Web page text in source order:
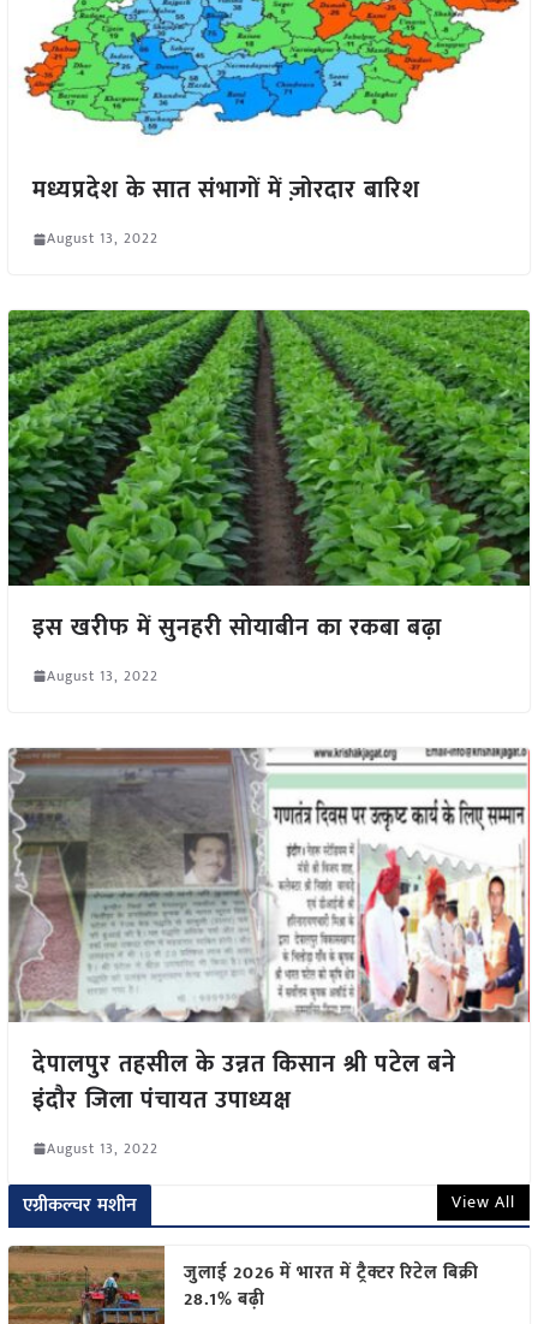
मध्यप्रदेश के सात संभागों में ज़ोरदार बारिश
August 13, 2022
इस खरीफ में सुनहरी सोयाबीन का रकबा बढ़ा
August 13, 2022
देपालपुर तहसील के उन्नत किसान श्री पटेल बने
इंदौर जिला पंचायत उपाध्यक्ष
August 13, 2022
एग्रीकल्चर मशीन View All
जुलाई 2026 में भारत में ट्रैक्टर रिटेल बिक्री
28.1% बढ़ी